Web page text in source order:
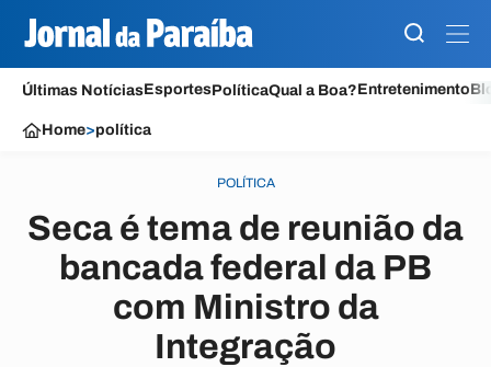
Últimas NotíciasEsportesPolíticaQual a Boa?Entretenimento
Home>política
POLÍTICA
Seca é tema de reunião da
bancada federal da PB
com Ministro da
Integração